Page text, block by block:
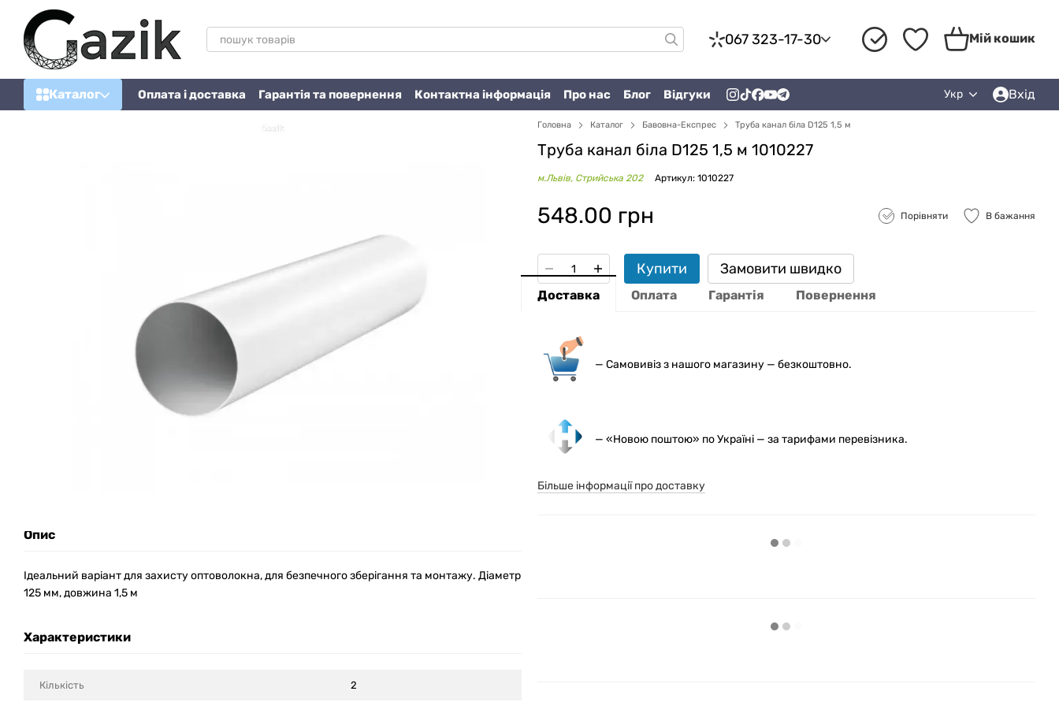
Перейти до основного контенту
067 323-17-30 Мій кошик
Каталог Оплата і доставка Гарантія та повернення Контактна інформація Про нас Блог Відгуки Укр Вхід
Опис
Ідеальний варіант для захисту оптоволокна, для безпечного зберігання та монтажу. Діаметр
125 мм, довжина 1,5 м
Характеристики
Кількість 2
Головна Каталог Бавовна-Експрес Труба канал біла D125 1,5 м
Труба канал біла D125 1,5 м 1010227
м.Львів, Стрийська 202 Артикул: 1010227
548.00 грн Порівняти В бажання
Купити Замовити швидко
Доставка Оплата Гарантія Повернення
— Самовивіз з нашого магазину — безкоштовно.
— «Новою поштою» по Україні — за тарифами перевізника.
Більше інформації про доставку